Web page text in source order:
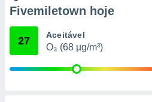
qual se
ou opor-
qualquer
Fivemiletown hoje
27 Aceitável
O₃ (68 µg/m³)